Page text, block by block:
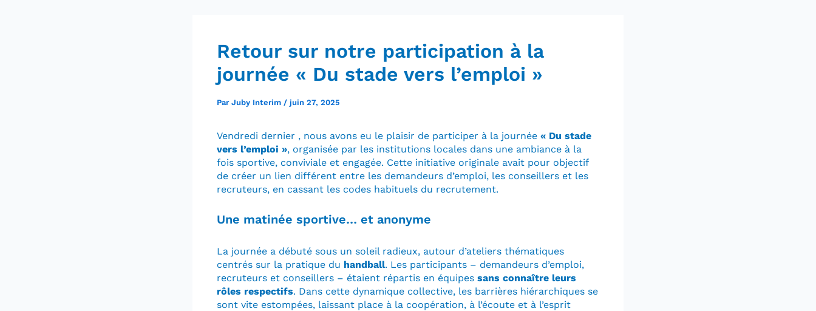
Retour sur notre participation à la
journée « Du stade vers l’emploi »
Par Juby Interim / juin 27, 2025
Vendredi dernier , nous avons eu le plaisir de participer à la journée « Du stade
vers l’emploi », organisée par les institutions locales dans une ambiance à la
fois sportive, conviviale et engagée. Cette initiative originale avait pour objectif
de créer un lien différent entre les demandeurs d’emploi, les conseillers et les
recruteurs, en cassant les codes habituels du recrutement.
Une matinée sportive… et anonyme
La journée a débuté sous un soleil radieux, autour d’ateliers thématiques
centrés sur la pratique du handball. Les participants – demandeurs d’emploi,
recruteurs et conseillers – étaient répartis en équipes sans connaître leurs
rôles respectifs. Dans cette dynamique collective, les barrières hiérarchiques se
sont vite estompées, laissant place à la coopération, à l’écoute et à l’esprit